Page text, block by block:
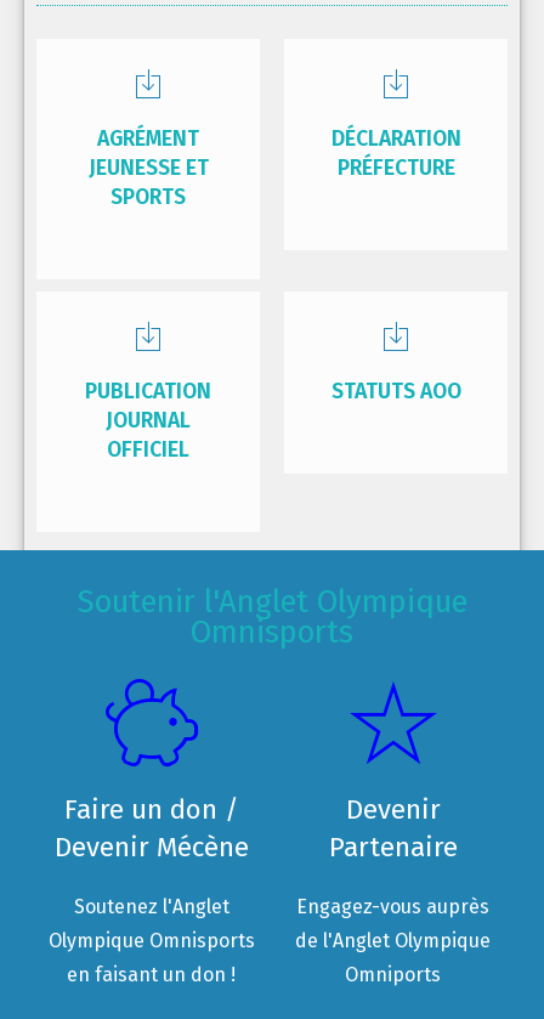
AGRÉMENT
JEUNESSE ET
SPORTS
DÉCLARATION
PRÉFECTURE
PUBLICATION
JOURNAL
OFFICIEL
STATUTS AOO
Soutenir l'Anglet Olympique
Omnisports
Faire un don /
Devenir Mécène
Soutenez l'Anglet
Olympique Omnisports
en faisant un don !
Devenir
Partenaire
Engagez-vous auprès
de l'Anglet Olympique
Omniports